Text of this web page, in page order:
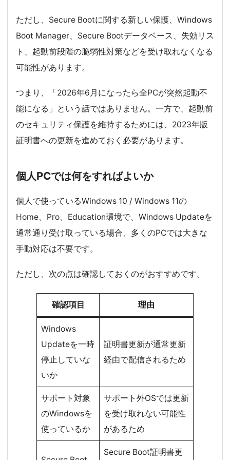
ただし、Secure Bootに関する新しい保護、Windows
Boot Manager、Secure Bootデータベース、失効リス
ト、起動前段階の脆弱性対策などを受け取れなくなる
可能性があります。
つまり、「2026年6月になったら全PCが突然起動不
能になる」という話ではありません。一方で、起動前
のセキュリティ保護を維持するためには、2023年版
証明書への更新を進めておく必要があります。
個人PCでは何をすればよいか
個人で使っているWindows 10 / Windows 11の
Home、Pro、Education環境で、Windows Updateを
通常通り受け取っている場合、多くのPCでは大きな
手動対応は不要です。
ただし、次の点は確認しておくのがおすすめです。
確認項目 理由
Windows
Updateを一時
停止していな
いか
証明書更新が通常更新
経由で配信されるため
サポート対象
のWindowsを
使っているか
サポート外OSでは更新
を受け取れない可能性
があるため
Secure Boot証明書更